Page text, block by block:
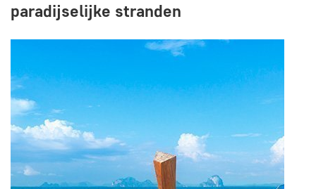
paradijselijke stranden